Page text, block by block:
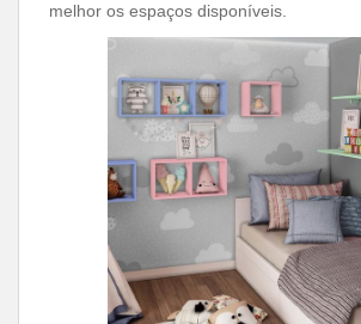
melhor os espaços disponíveis.